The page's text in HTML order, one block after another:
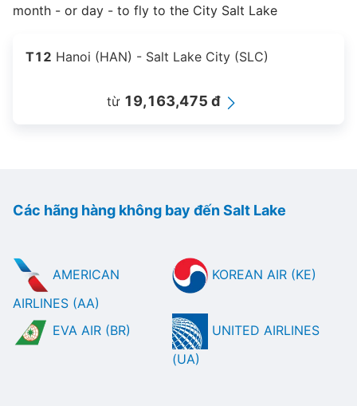
month - or day - to fly to the City Salt Lake
T12 Hanoi (HAN) - Salt Lake City (SLC)
từ 19,163,475 đ
Các hãng hàng không bay đến Salt Lake
AMERICAN
AIRLINES (AA)
KOREAN AIR (KE)
EVA AIR (BR)
UNITED AIRLINES
(UA)